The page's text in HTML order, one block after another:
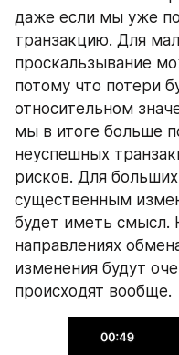
даже если мы уже
транзакцию. Для
проскальзывание
потому что потери
относительном
мы в итоге больше
неуспешных
рисков. Для
существенным
будет иметь смысл.
направлениях
изменения будут
происходят вообще.